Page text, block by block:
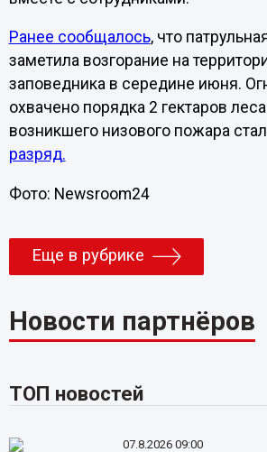
Ранее сообщалось, что
заметила возгорание на
заповедника в середине июня.
охвачено порядка 2 гектаров
возникшего низового пожара стал
разряд.
Фото: Newsroom24
Еще в рубрике
Новости партнёров
ТОП новостей
07.8.2026 09:00